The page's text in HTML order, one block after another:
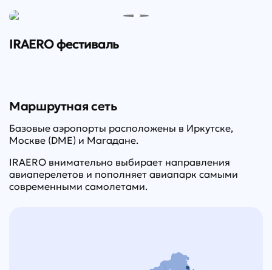
IRAERO фестиваль
Маршрутная сеть
Базовые аэропорты расположены в Иркутске,
Москве (DME) и Магадане.
IRAERO внимательно выбирает направления
авиаперелетов и пополняет авиапарк самыми
современными самолетами.